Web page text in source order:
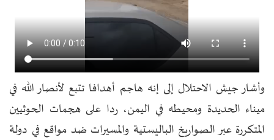
وأشار جيش الاحتلال إلى إنه هاجم أهدافا تتبع لأنصار الله في
ميناء الحديدة ومحيطه في اليمن، ردا على هجمات الحوثيين
المتكررة عبر الصواريخ الباليستية والمسيرات ضد مواقع في دولة